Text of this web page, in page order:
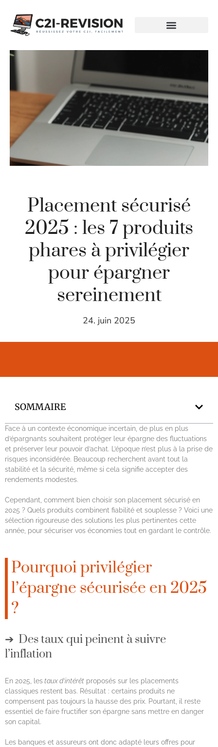
Placement sécurisé
2025 : les 7 produits
phares à privilégier
pour épargner
sereinement
24. juin 2025
SOMMAIRE
Face à un contexte économique incertain, de plus en plus
d’épargnants souhaitent protéger leur épargne des fluctuations
et préserver leur pouvoir d’achat. L’époque n’est plus à la prise de
risques inconsidérée. Beaucoup recherchent avant tout la
stabilité et la sécurité, même si cela signifie accepter des
rendements modestes.
Cependant, comment bien choisir son placement sécurisé en
2025 ? Quels produits combinent fiabilité et souplesse ? Voici une
sélection rigoureuse des solutions les plus pertinentes cette
année, pour sécuriser vos économies tout en gardant le contrôle.
Pourquoi privilégier
l’épargne sécurisée en 2025
?
Des taux qui peinent à suivre
l’inflation
En 2025, lestaux d’intérêt proposés sur les placements
classiques restent bas. Résultat : certains produits ne
compensent pas toujours la hausse des prix. Pourtant, il reste
essentiel de faire fructifier son épargne sans mettre en danger
son capital.
Les banques et assureurs ont donc adapté leurs offres pour